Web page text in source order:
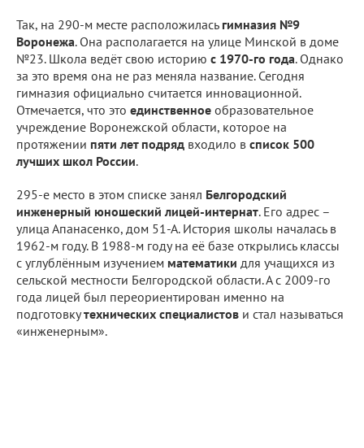
Так, на 290-м месте расположилась гимназия №9
Воронежа. Она располагается на улице Минской в доме
№23. Школа ведёт свою историю с 1970-го года. Однако
за это время она не раз меняла название. Сегодня
гимназия официально считается инновационной.
Отмечается, что это единственное образовательное
учреждение Воронежской области, которое на
протяжении пяти лет подряд входило в список 500
лучших школ России.
295-е место в этом списке занял Белгородский
инженерный юношеский лицей-интернат. Его адрес –
улица Апанасенко, дом 51-А. История школы началась в
1962-м году. В 1988-м году на её базе открылись классы
с углублённым изучением математики для учащихся из
сельской местности Белгородской области. А с 2009-го
года лицей был переориентирован именно на
подготовкутехнических специалистов и стал называться
«инженерным».